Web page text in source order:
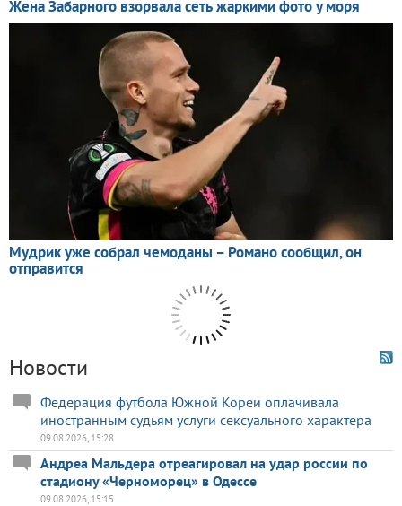
Новости
Федерация футбола Южной Кореи оплачивала
иностранным судьям услуги сексуального характера
09.08.2026, 15:28
Андреа Мальдера отреагировал на удар россии по
стадиону «Черноморец» в Одессе
09.08.2026, 15:15